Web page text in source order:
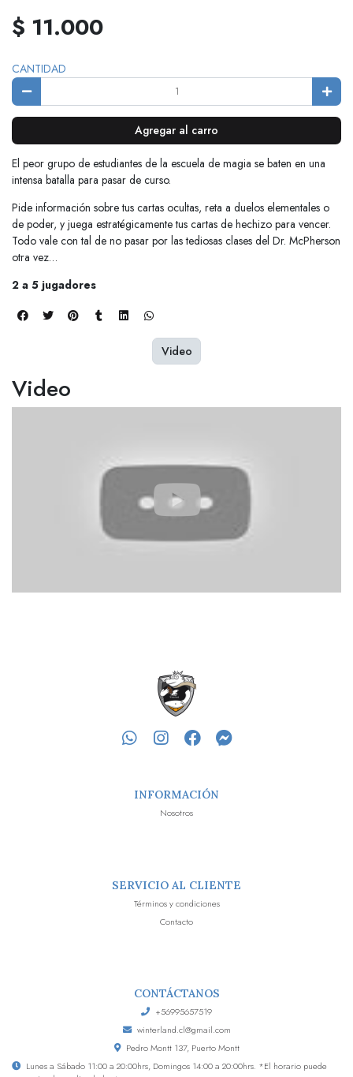
$ 11.000
CANTIDAD
Agregar al carro
El peor grupo de estudiantes de la escuela de magia se baten en una
intensa batalla para pasar de curso.
Pide información sobre tus cartas ocultas, reta a duelos elementales o
de poder, y juega estratégicamente tus cartas de hechizo para vencer.
Todo vale con tal de no pasar por las tediosas clases del Dr. McPherson
otra vez…
2 a 5 jugadores
Video
Video
INFORMACIÓN
Nosotros
SERVICIO AL CLIENTE
Términos y condiciones
Contacto
CONTÁCTANOS
+56995657519
winterland.cl@gmail.com
Pedro Montt 137, Puerto Montt
Lunes a Sábado 11:00 a 20:00hrs, Domingos 14:00 a 20:00hrs. *El horario puede